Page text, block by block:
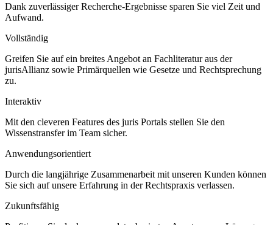
Dank zuverlässiger Recherche-Ergebnisse sparen Sie viel Zeit und
Aufwand.
Vollständig
Greifen Sie auf ein breites Angebot an Fachliteratur aus der
jurisAllianz sowie Primärquellen wie Gesetze und Rechtsprechung
zu.
Interaktiv
Mit den cleveren Features des juris Portals stellen Sie den
Wissenstransfer im Team sicher.
Anwendungsorientiert
Durch die langjährige Zusammenarbeit mit unseren Kunden können
Sie sich auf unsere Erfahrung in der Rechtspraxis verlassen.
Zukunftsfähig